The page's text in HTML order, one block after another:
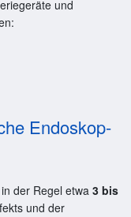
und
Endoskop-
der Regel etwa 3 bis
und der